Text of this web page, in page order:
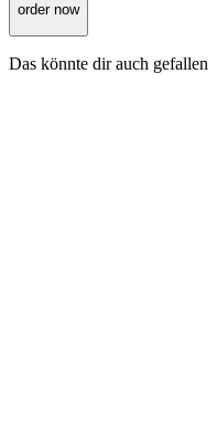
order now
Das könnte dir auch gefallen